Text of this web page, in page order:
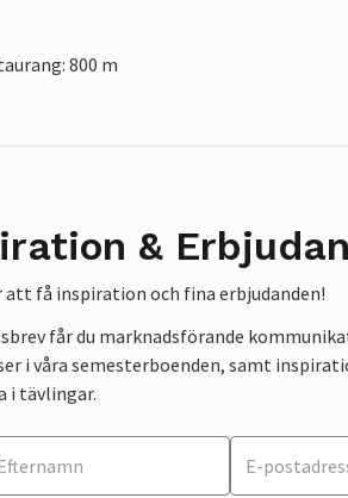
800 m
&
få inspiration och fina erbjudanden!
får du marknadsförande
i våra semesterboenden, samt
i tävlingar.